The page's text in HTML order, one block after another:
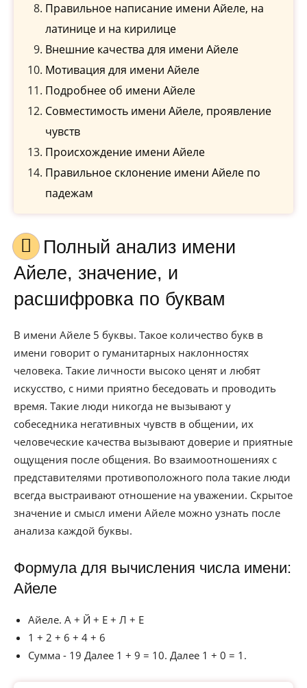
Правильное написание имени Айеле, на
латинице и на кирилице
Внешние качества для имени Айеле
Мотивация для имени Айеле
Подробнее об имени Айеле
Совместимость имени Айеле, проявление
чувств
Происхождение имени Айеле
Правильное склонение имени Айеле по
падежам
Полный анализ имени
Айеле, значение, и
расшифровка по буквам
В имени Айеле 5 буквы. Такое количество букв в
имени говорит о гуманитарных наклонностях
человека. Такие личности высоко ценят и любят
искусство, с ними приятно беседовать и проводить
время. Такие люди никогда не вызывают у
собеседника негативных чувств в общении, их
человеческие качества вызывают доверие и приятные
ощущения после общения. Во взаимоотношениях с
представителями противоположного пола такие люди
всегда выстраивают отношение на уважении. Скрытое
значение и смысл имени Айеле можно узнать после
анализа каждой буквы.
Формула для вычисления числа имени:
Айеле
Айеле. А + Й + Е + Л + Е
1 + 2 + 6 + 4 + 6
Сумма - 19 Далее 1 + 9 = 10. Далее 1 + 0 = 1.